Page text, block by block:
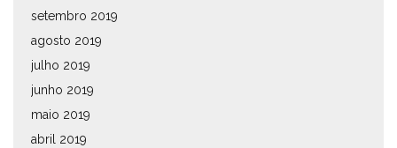
setembro 2019
agosto 2019
julho 2019
junho 2019
maio 2019
abril 2019